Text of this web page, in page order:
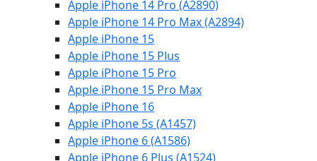
Apple iPhone 14 Pro (A2890)
Apple iPhone 14 Pro Max (A2894)
Apple iPhone 15
Apple iPhone 15 Plus
Apple iPhone 15 Pro
Apple iPhone 15 Pro Max
Apple iPhone 16
Apple iPhone 5s (A1457)
Apple iPhone 6 (A1586)
Apple iPhone 6 Plus (A1524)